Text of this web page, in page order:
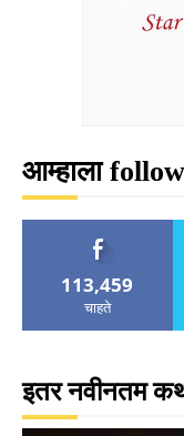
आम्हाला
113,459
चाहते
इतर नवीनतम